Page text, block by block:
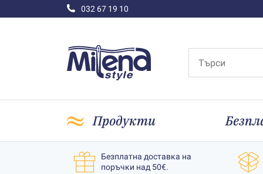
032 67 19 10
Продукти
Безплатна доставка на
поръчки над 50€.